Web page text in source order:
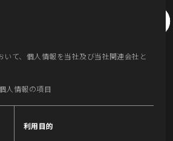
いて、個人情報を当社及び当社関連会社と
人情報の項目
利用目的